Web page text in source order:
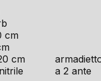
cm
cm
a 2 ante